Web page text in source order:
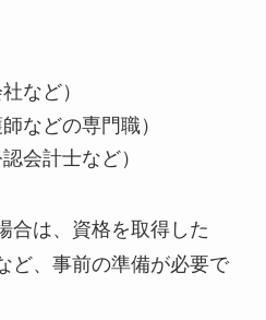
など）
などの専門職）
会計士など）
合は、資格を取得した
ど、事前の準備が必要で